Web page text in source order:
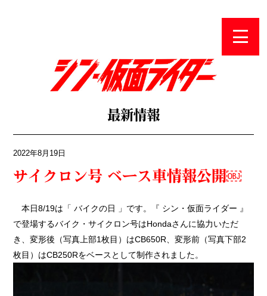
最新情報
2022年8月19日
サイクロン号 ベース車情報公開￼
本日8/19は「 バイクの日 」です。『 シン・仮面ライダー 』
で登場するバイク・サイクロン号はHondaさんに協力いただ
き、変形後（写真上部1枚目）はCB650R、変形前（写真下部2
枚目）はCB250Rをベースとして制作されました。